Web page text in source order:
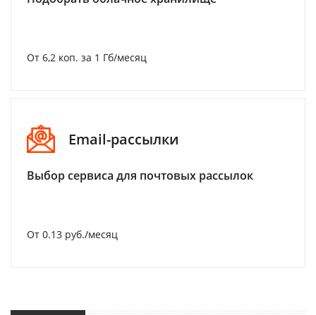
От 6,2 коп. за 1 Гб/месяц
Email-рассылки
Выбор сервиса для почтовых рассылок
От 0.13 руб./месяц